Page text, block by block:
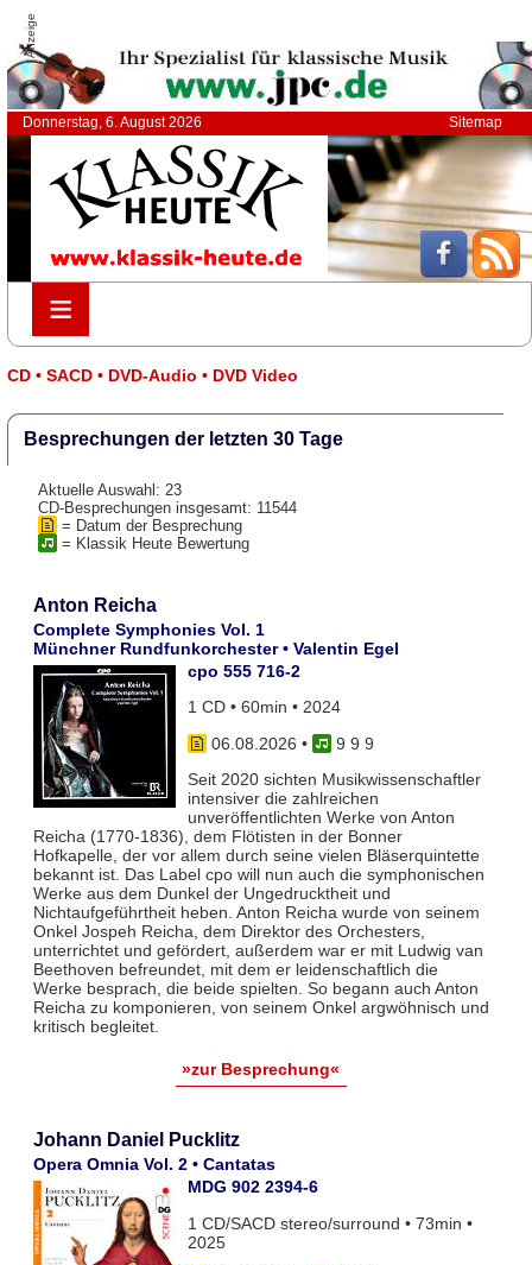
Anzeige
Donnerstag, 6. August 2026 Sitemap
≡
≡
CD • SACD • DVD-Audio • DVD Video
Besprechungen der letzten 30 Tage
Aktuelle Auswahl: 23
CD-Besprechungen insgesamt: 11544
= Datum der Besprechung
= Klassik Heute Bewertung
Anton Reicha
Complete Symphonies Vol. 1
Münchner Rundfunkorchester • Valentin Egel
cpo 555 716-2
1 CD • 60min • 2024
06.08.2026 •
9 9 9
Seit 2020 sichten Musikwissenschaftler
intensiver die zahlreichen
unveröffentlichten Werke von Anton
Reicha (1770-1836), dem Flötisten in der Bonner
Hofkapelle, der vor allem durch seine vielen Bläserquintette
bekannt ist. Das Label cpo will nun auch die symphonischen
Werke aus dem Dunkel der Ungedrucktheit und
Nichtaufgeführtheit heben. Anton Reicha wurde von seinem
Onkel Jospeh Reicha, dem Direktor des Orchesters,
unterrichtet und gefördert, außerdem war er mit Ludwig van
Beethoven befreundet, mit dem er leidenschaftlich die
Werke besprach, die beide spielten. So begann auch Anton
Reicha zu komponieren, von seinem Onkel argwöhnisch und
kritisch begleitet.
»zur Besprechung«
Johann Daniel Pucklitz
Opera Omnia Vol. 2 • Cantatas
MDG 902 2394-6
1 CD/SACD stereo/surround • 73min •
2025